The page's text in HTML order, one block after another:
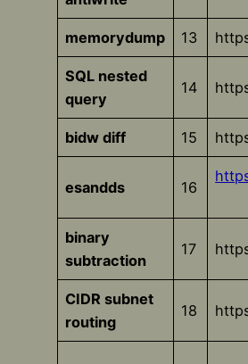
memorydump 13
SQL nested
query
14
bidw diff 15
esandds 16
binary
subtraction
17
CIDR subnet
routing
18